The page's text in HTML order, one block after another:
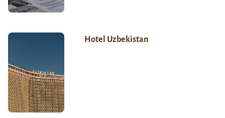
Hotel Uzbekistan